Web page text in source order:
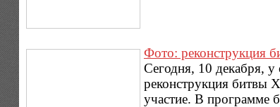
Фото: реконструкция
Сегодня, 10 декабря, у
реконструкция битвы
участие. В программе